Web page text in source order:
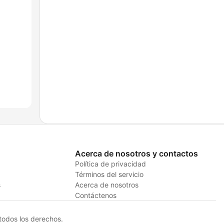
Acerca de nosotros y contactos
Política de privacidad
Términos del servicio
Acerca de nosotros
Contáctenos
los derechos.